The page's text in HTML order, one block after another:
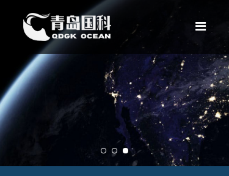
网站
产品
租赁
新闻
关